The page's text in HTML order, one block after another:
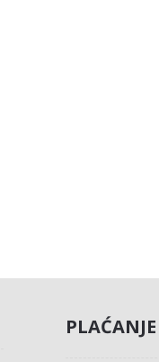
PLAĆANJE